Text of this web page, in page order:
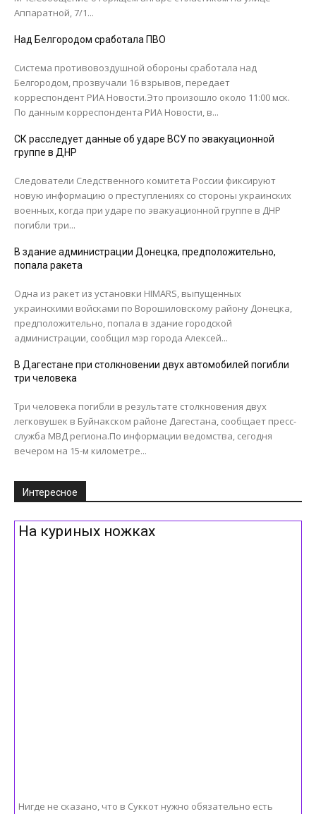
Аппаратной, 7/1...
Над Белгородом сработала ПВО
Система противовоздушной обороны сработала над
Белгородом, прозвучали 16 взрывов, передает
корреспондент РИА Новости.Это произошло около 11:00 мск.
По данным корреспондента РИА Новости, в...
СК расследует данные об ударе ВСУ по эвакуационной
группе в ДНР
Следователи Следственного комитета России фиксируют
новую информацию о преступлениях со стороны украинских
военных, когда при ударе по эвакуационной группе в ДНР
погибли три...
В здание администрации Донецка, предположительно,
попала ракета
Одна из ракет из установки HIMARS, выпущенных
украинскими войсками по Ворошиловскому району Донецка,
предположительно, попала в здание городской
администрации, сообщил мэр города Алексей...
В Дагестане при столкновении двух автомобилей погибли
три человека
Три человека погибли в результате столкновения двух
легковушек в Буйнакском районе Дагестана, сообщает пресс-
служба МВД региона.По информации ведомства, сегодня
вечером на 15-м километре...
Интересное
На куриных ножках
Нигде не сказано, что в Суккот нужно обязательно есть